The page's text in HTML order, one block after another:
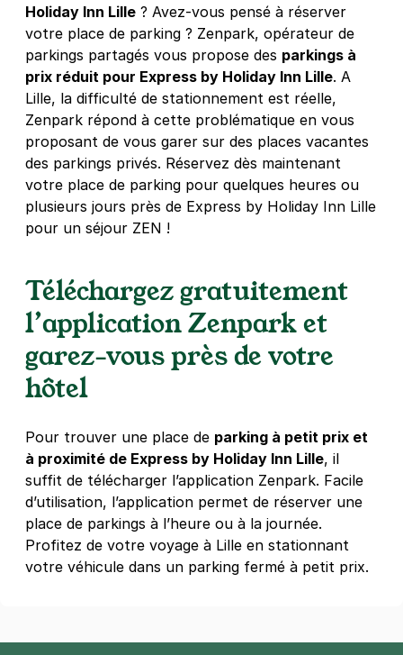
Lille - Wazemmes - Victor-Hugo
172 boulevard Victor Hugo
Lille
4,5
2,50 €/heure,16 €/jour,71 €/semaine(tarifs dégressifs)
Réserver
+ Abonnements disponibles
12 avenue du Président Hoover
59800 Lille
4,4(746 avis)
4 €
/heure 78 €/semaine (tarifs dégressifs)
Réserver
Lille - Gare de Lille Flandres -
Mairie
68 bis rue Gustave Delory
59800Lille
4,4(689 avis)
3 €/heure,30 €/jour,92 €/semaine(tarifs dégressifs)
Holiday Inn Lille ? Avez-vous pensé à réserver
votre place de parking ? Zenpark, opérateur de
parkings partagés vous propose des parkings à
prix réduit pour Express by Holiday Inn Lille. A
Lille, la difficulté de stationnement est réelle,
Zenpark répond à cette problématique en vous
proposant de vous garer sur des places vacantes
des parkings privés. Réservez dès maintenant
votre place de parking pour quelques heures ou
plusieurs jours près de Express by Holiday Inn Lille
pour un séjour ZEN !
Téléchargez gratuitement
l’application Zenpark et
garez-vous près de votre
hôtel
Pour trouver une place de parking à petit prix et
à proximité de Express by Holiday Inn Lille, il
suffit de télécharger l’application Zenpark. Facile
d’utilisation, l’application permet de réserver une
place de parkings à l’heure ou à la journée.
Profitez de votre voyage à Lille en stationnant
votre véhicule dans un parking fermé à petit prix.